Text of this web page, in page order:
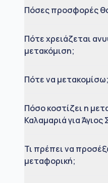
Πόσες προσφορές
Πότε χρειάζεται
μετακόμιση;
Πότε να μετακομίσω;
Πόσο κοστίζει η
Καλαμαριά για
Τι πρέπει να
μεταφορική;